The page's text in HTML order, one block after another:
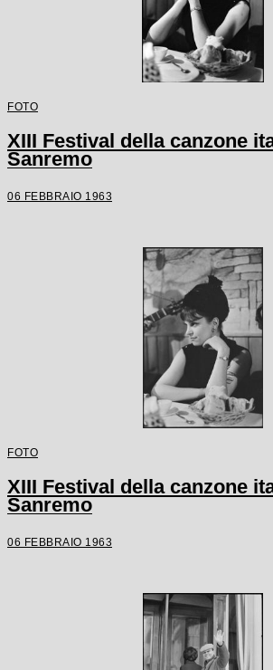
FOTO
XIII Festival della canzone
Sanremo
06 FEBBRAIO 1963
FOTO
XIII Festival della canzone
Sanremo
06 FEBBRAIO 1963